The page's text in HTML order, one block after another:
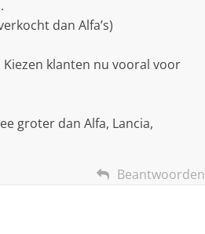
dan Alfa’s)
Kiezen klanten nu vooral voor
groter dan Alfa, Lancia,
Beantwoorden